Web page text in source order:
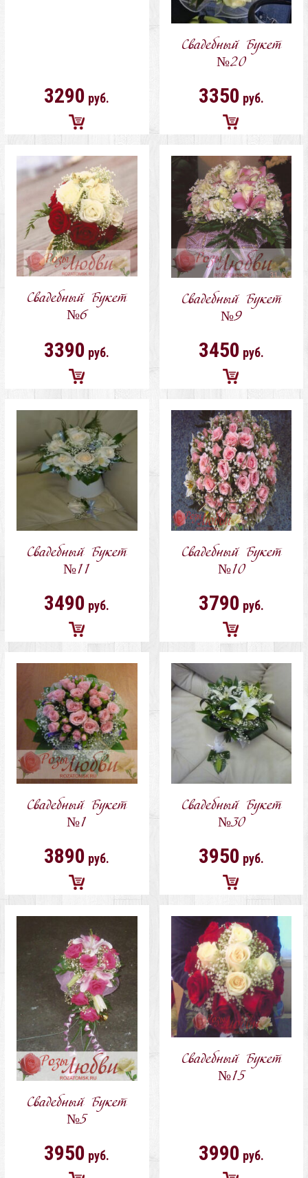
3290 руб.
Добавить
в
корзину
Свадебный Букет
№20
3350 руб.
Добавить
в
корзину
Свадебный Букет
№6
3390 руб.
Добавить
в
корзину
Свадебный Букет
№9
3450 руб.
Добавить
в
корзину
Свадебный Букет
№11
3490 руб.
Добавить
в
корзину
Свадебный Букет
№10
3790 руб.
Добавить
в
корзину
Свадебный Букет
№1
3890 руб.
Добавить
в
корзину
Свадебный Букет
№30
3950 руб.
Добавить
в
корзину
Свадебный Букет
№5
3950 руб.
Свадебный Букет
№15
3990 руб.